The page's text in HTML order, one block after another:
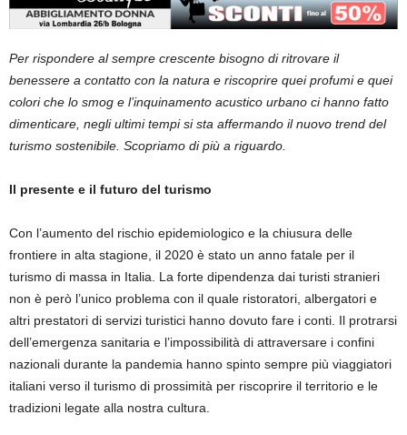
Per rispondere al sempre crescente bisogno di ritrovare il
benessere a contatto con la natura e riscoprire quei profumi e quei
colori che lo smog e l’inquinamento acustico urbano ci hanno fatto
dimenticare, negli ultimi tempi si sta affermando il nuovo trend del
turismo sostenibile. Scopriamo di più a riguardo.
Il presente e il futuro del turismo
Con l’aumento del rischio epidemiologico e la chiusura delle
frontiere in alta stagione, il 2020 è stato un anno fatale per il
turismo di massa in Italia. La forte dipendenza dai turisti stranieri
non è però l’unico problema con il quale ristoratori, albergatori e
altri prestatori di servizi turistici hanno dovuto fare i conti. Il protrarsi
dell’emergenza sanitaria e l’impossibilità di attraversare i confini
nazionali durante la pandemia hanno spinto sempre più viaggiatori
italiani verso il turismo di prossimità per riscoprire il territorio e le
tradizioni legate alla nostra cultura.